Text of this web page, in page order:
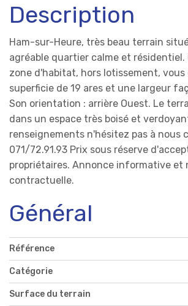
Description
Ham-sur-Heure, très beau terrain
agréable quartier calme et résidentiel.
zone d'habitat, hors lotissement, vous
superficie de 19 ares et une largeur
Son orientation : arrière Ouest. Le
dans un espace très boisé et
renseignements n'hésitez pas à nous
071/72.91.93 Prix sous réserve
propriétaires. Annonce informative et
contractuelle.
Général
Référence
Catégorie
Surface du terrain